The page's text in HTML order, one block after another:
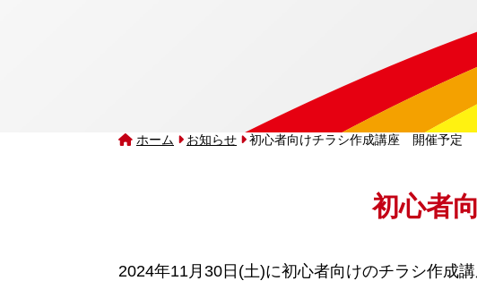
ホーム お知らせ 初心者向けチラシ作成講座 開催予定
初心者
2024年11月30日(土)に初心者向けのチラシ作成講